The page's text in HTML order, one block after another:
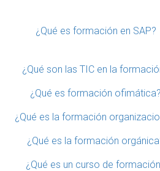
¿Qué es formación en SAP?
¿Qué son las TIC en la
¿Qué es formación ofimática?
¿Qué es la formación
¿Qué es la formación
¿Qué es un curso de